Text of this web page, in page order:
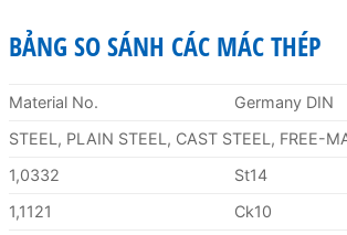
BẢNG SO SÁNH CÁC MÁC THÉP
Material No. Germany DIN
STEEL, PLAIN STEEL, CAST STEEL, FREE-
1,0332
St14
1,1121
Ck10